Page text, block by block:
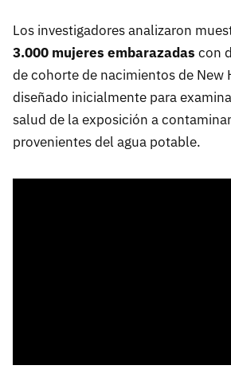
Los investigadores analizaron
3.000 mujeres embarazadas con
de cohorte de nacimientos de New
diseñado inicialmente para
salud de la exposición a
provenientes del agua potable.